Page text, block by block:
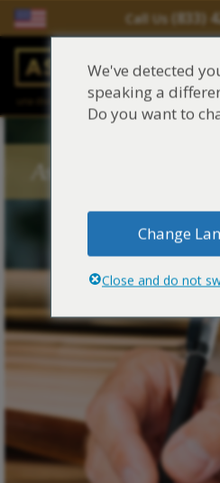
Call Us (833)
Salir del contenido
MainJustinian C. Lane, Esq. – PLLC
Reclamaciones de asbesto/
Fuentes de exposición al asbesto
Síntomas y tratamiento del
Centro de aprendizaje de
Blog de Asbestos
Asbestos Blog Tags
We've detected
speaking a
Do you want to
Change
Close and do not